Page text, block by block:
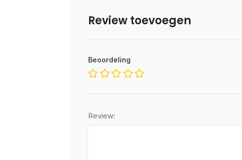
Review toevoegen
Beoordeling
Review: